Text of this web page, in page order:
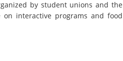
by student unions and the
interactive programs and food